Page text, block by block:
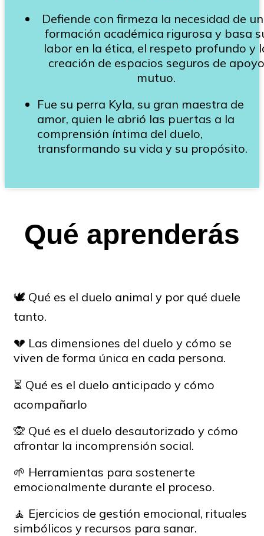
Defiende con firmeza la necesidad de
formación académica rigurosa y basa
labor en la ética, el respeto profundo y
creación de espacios seguros de apoyo
mutuo.
Fue su perra Kyla, su gran maestra de
amor, quien le abrió las puertas a la
comprensión íntima del duelo,
transformando su vida y su propósito.
Qué aprenderás
🕊 Qué es el duelo animal y por qué duele
tanto.
💔 Las dimensiones del duelo y cómo se
viven de forma única en cada persona.
⏳ Qué es el duelo anticipado y cómo
acompañarlo
🙊 Qué es el duelo desautorizado y cómo
afrontar la incomprensión social.
🌱 Herramientas para sostenerte
emocionalmente durante el proceso.
🧘 Ejercicios de gestión emocional, rituales
simbólicos y recursos para sanar.